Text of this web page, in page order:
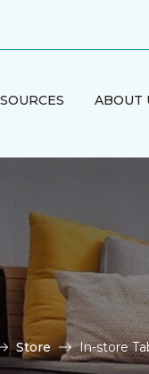
ABOUT
Store In-store